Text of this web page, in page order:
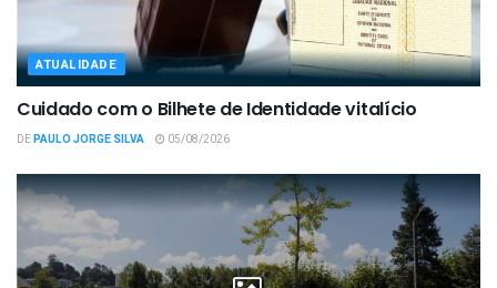
ATUALIDADE
Cuidado com o Bilhete de Identidade vitalício
DEPAULO JORGE SILVA 05/08/2026